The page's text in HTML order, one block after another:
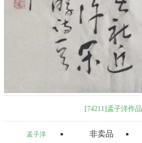
[74211]孟子洋作品
孟子洋 非卖品